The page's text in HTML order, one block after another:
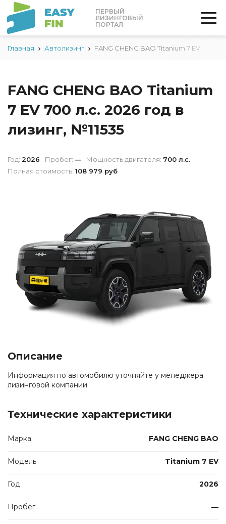
ПЕРВЫЙ
ЛИЗИНГОВЫЙ
ПОРТАЛ
Главная Автолизинг FANG CHENG BAO Titanium 7 EV
FANG CHENG BAO Titanium
7 EV 700 л.с. 2026 год в
лизинг, №11535
Год: 2026 Пробег: — Мощность двигателя: 700 л.с.
Полная стоимость: 108 979 руб
Описание
Информация по автомобилю уточняйте у менеджера
лизинговой компании.
Технические характеристики
Марка FANG CHENG BAO
Модель Titanium 7 EV
Год 2026
Пробег —